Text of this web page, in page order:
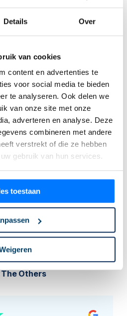
Details Over
van cookies
content en advertenties te
voor social media te bieden
te analyseren. Ook delen we
van onze site met onze
adverteren en analyse. Deze
combineren met andere
verstrekt of die ze hebben
gebruik van hun services.
toestaan
ons met
4,9/ 5
echt verder helpt om de
of merk wil halen.
om doelgroepen te
tussen.
The Others